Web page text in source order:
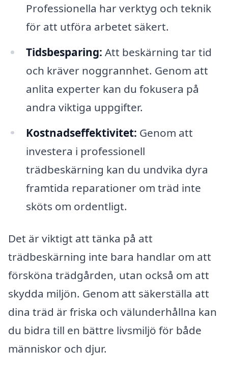
Professionella har verktyg och teknik
för att utföra arbetet säkert.
Tidsbesparing: Att beskärning tar tid
och kräver noggrannhet. Genom att
anlita experter kan du fokusera på
andra viktiga uppgifter.
Kostnadseffektivitet: Genom att
investera i professionell
trädbeskärning kan du undvika dyra
framtida reparationer om träd inte
sköts om ordentligt.
Det är viktigt att tänka på att
trädbeskärning inte bara handlar om att
försköna trädgården, utan också om att
skydda miljön. Genom att säkerställa att
dina träd är friska och välunderhållna kan
du bidra till en bättre livsmiljö för både
människor och djur.